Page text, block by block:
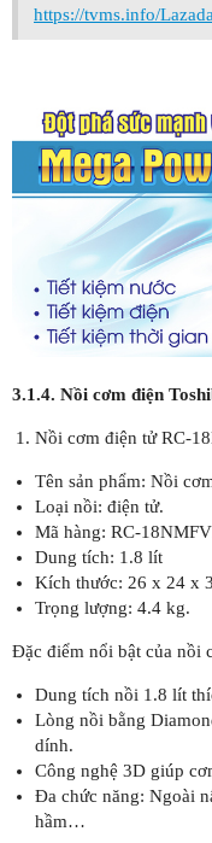
https://tvms.info/
3.1.4. Nồi cơm điện
Nồi cơm điện tử RC-
Tên sản phẩm: Nồi
Loại nồi: điện tử.
Mã hàng: RC-
Dung tích: 1.8 lít
Kích thước: 26 x 24 x
Trọng lượng: 4.4 kg.
Đặc điểm nổi bật của nồi
Dung tích nồi 1.8 lít
Lòng nồi bằng
dính.
Công nghệ 3D giúp
Đa chức năng: Ngoài
hầm…